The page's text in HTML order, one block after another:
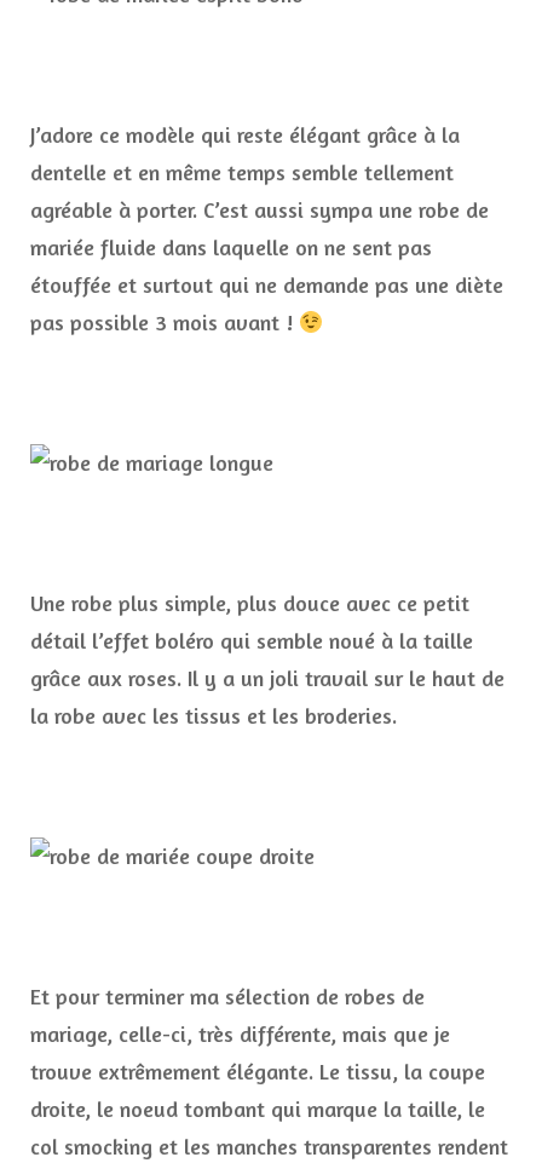
J’adore ce modèle qui reste élégant grâce à la
dentelle et en même temps semble tellement
agréable à porter. C’est aussi sympa une robe de
mariée fluide dans laquelle on ne sent pas
étouffée et surtout qui ne demande pas une diète
pas possible 3 mois avant !
Une robe plus simple, plus douce avec ce petit
détail l’effet boléro qui semble noué à la taille
grâce aux roses. Il y a un joli travail sur le haut de
la robe avec les tissus et les broderies.
Et pour terminer ma sélection de robes de
mariage, celle-ci, très différente, mais que je
trouve extrêmement élégante. Le tissu, la coupe
droite, le noeud tombant qui marque la taille, le
col smocking et les manches transparentes rendent